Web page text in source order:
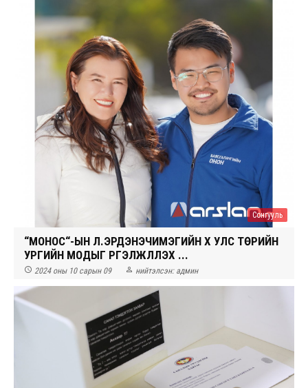
Сонгууль
“МОНОС“-ЫН Л.ЭРДЭНЭЧИМЭГИЙН ХҮҮ УЛС ТӨРИЙН
УРГИЙН МОДЫГ ҮРГЭЛЖЛҮҮЛЭХ ҮҮ...
 2024 оны 10 сарын 09  нийтэлсэн: админ